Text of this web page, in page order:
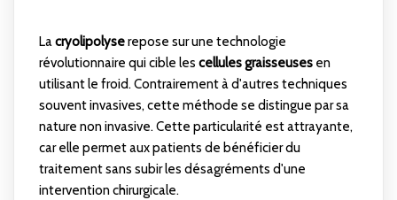
Lacryolipolyserepose sur une technologie
révolutionnaire qui cible les cellules graisseusesen
utilisant le froid. Contrairement à d'autres techniques
souvent invasives, cette méthode se distingue par sa
nature non invasive. Cette particularité est attrayante,
car elle permet aux patients de bénéficier du
traitement sans subir les désagréments d'une
intervention chirurgicale.